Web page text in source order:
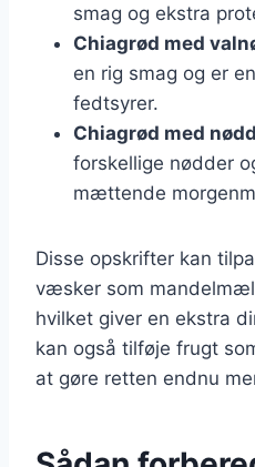
smag og ekstra
Chiagrød med
en rig smag og er
fedtsyrer.
Chiagrød med
forskellige nødder
mættende
Disse opskrifter kan
væsker som
hvilket giver en ekstra
kan også tilføje frugt
at gøre retten endnu